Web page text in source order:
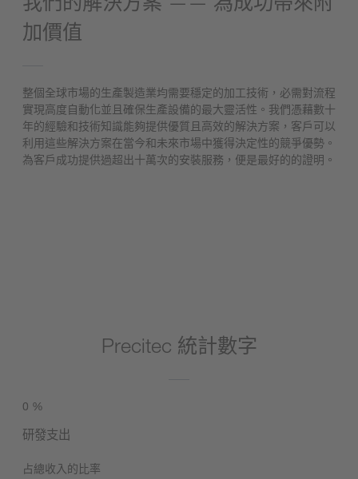
加價值
整個全球市場的生產製造業均需要穩定的加工技術，必需對流程
實現高度自動化並且確保生產設備的最大靈活性。我們憑藉數十
年的經驗和技術知識能夠提供優質且高效的解決方案，客戶可以
利用這些解決方案在當今和未來市場中獲得決定性的競爭優勢。
為客戶成功提供過超出十萬次的安裝服務，便是最好的的證明。
Precitec 統計數字
0 %
研發支出
占總收入的比率